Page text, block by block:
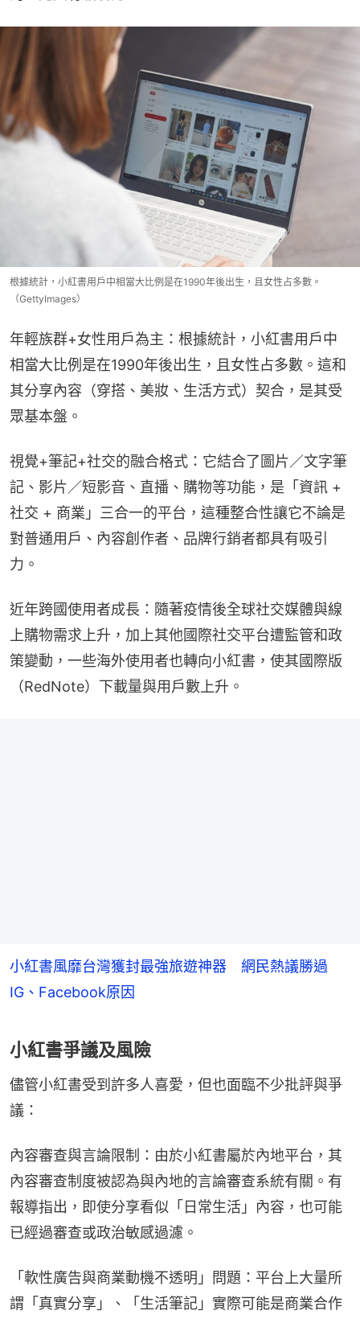
根據統計，小紅書用戶中相當大比例是在1990年後出生，且女性占多數。
（GettyImages）
年輕族群+女性用戶為主：根據統計，小紅書用戶中
相當大比例是在1990年後出生，且女性占多數。這和
其分享內容（穿搭、美妝、生活方式）契合，是其受
眾基本盤。
視覺+筆記+社交的融合格式：它結合了圖片／文字筆
記、影片／短影音、直播、購物等功能，是「資訊 +
社交 + 商業」三合一的平台，這種整合性讓它不論是
對普通用戶、內容創作者、品牌行銷者都具有吸引
力。
近年跨國使用者成長：隨著疫情後全球社交媒體與線
上購物需求上升，加上其他國際社交平台遭監管和政
策變動，一些海外使用者也轉向小紅書，使其國際版
（RedNote）下載量與用戶數上升。
小紅書風靡台灣獲封最強旅遊神器 網民熱議勝過
IG、Facebook原因
小紅書爭議及風險
儘管小紅書受到許多人喜愛，但也面臨不少批評與爭
議：
內容審查與言論限制：由於小紅書屬於內地平台，其
內容審查制度被認為與內地的言論審查系統有關。有
報導指出，即使分享看似「日常生活」內容，也可能
已經過審查或政治敏感過濾。
「軟性廣告與商業動機不透明」問題：平台上大量所
謂「真實分享」、「生活筆記」實際可能是商業合作